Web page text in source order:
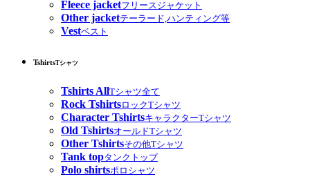
Fleece jacketフリースジャケット
Other jacketテーラード,ハンティング等
Vestベスト
TshirtsTシャツ
Tshirts AllTシャツ全て
Rock TshirtsロックTシャツ
Character TshirtsキャラクターTシャツ
Old TshirtsオールドTシャツ
Other Tshirtsその他Tシャツ
Tank topタンクトップ
Polo shirtsポロシャツ